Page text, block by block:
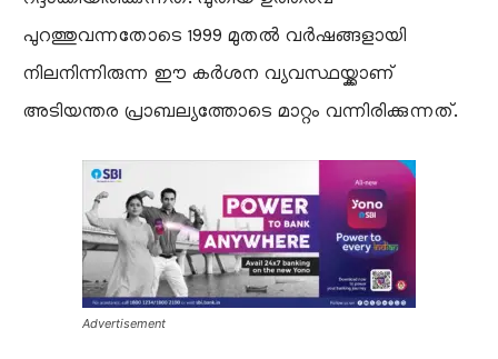
പുറത്തുവന്നതോടെ 1999 മുതൽ വർഷങ്ങളായി
നിലനിന്നിരുന്ന ഈ കർശന വ്യവസ്ഥയ്ക്കാണ്
അടിയന്തര പ്രാബല്യത്തോടെ മാറ്റം വന്നിരിക്കുന്നത്.
Advertisement